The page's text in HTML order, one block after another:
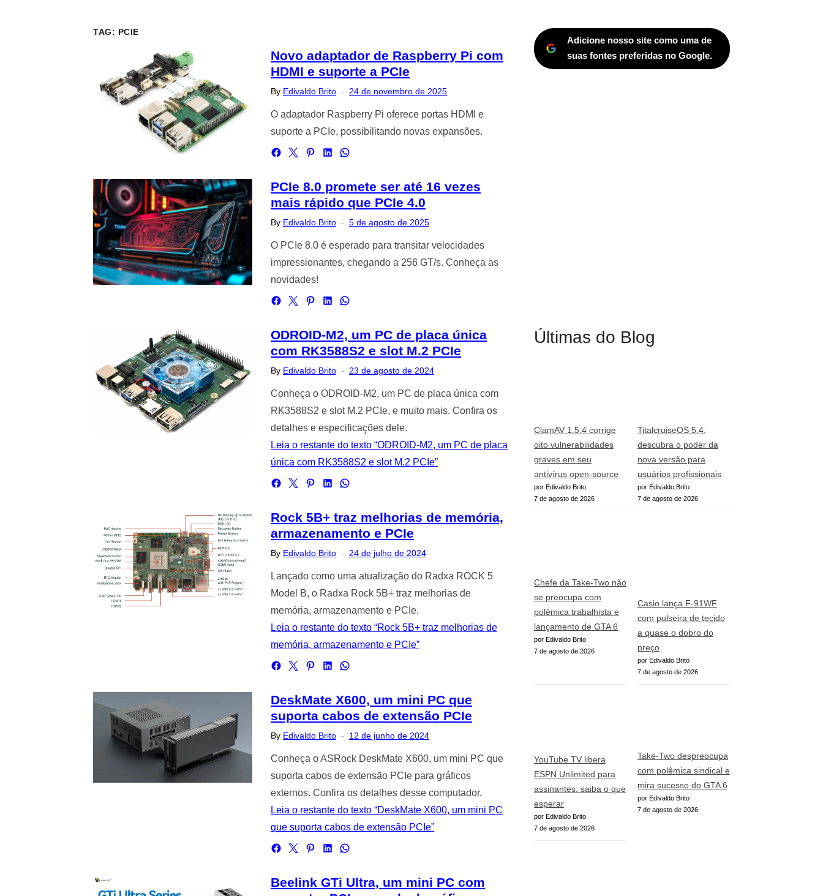
TAG: PCIE
Novo adaptador de Raspberry Pi com
HDMI e suporte a PCIe
By Edivaldo Brito
Posted
24 de novembro de 2025
O adaptador Raspberry Pi oferece portas HDMI e
suporte a PCIe, possibilitando novas expansões.
PCIe 8.0 promete ser até 16 vezes
mais rápido que PCIe 4.0
By Edivaldo Brito
Posted
5 de agosto de 2025
O PCIe 8.0 é esperado para transitar velocidades
impressionantes, chegando a 256 GT/s. Conheça as
novidades!
ODROID-M2, um PC de placa única
com RK3588S2 e slot M.2 PCIe
By Edivaldo Brito
Posted
23 de agosto de 2024
Conheça o ODROID-M2, um PC de placa única com
RK3588S2 e slot M.2 PCIe, e muito mais. Confira os
detalhes e especificações dele.
Leia o restante do texto “ODROID-M2, um PC de placa
única com RK3588S2 e slot M.2 PCIe”
Rock 5B+ traz melhorias de memória,
armazenamento e PCIe
By Edivaldo Brito
Posted
24 de julho de 2024
Lançado como uma atualização do Radxa ROCK 5
Model B, o Radxa Rock 5B+ traz melhorias de
memória, armazenamento e PCIe.
Leia o restante do texto “Rock 5B+ traz melhorias de
memória, armazenamento e PCIe”
DeskMate X600, um mini PC que
suporta cabos de extensão PCIe
By Edivaldo Brito
Posted
12 de junho de 2024
Conheça o ASRock DeskMate X600, um mini PC que
suporta cabos de extensão PCIe para gráficos
externos. Confira os detalhes desse computador.
Leia o restante do texto “DeskMate X600, um mini PC
que suporta cabos de extensão PCIe”
Beelink GTi Ultra, um mini PC com
Adicione nosso site como uma de
suas fontes preferidas no Google.
Últimas do Blog
ClamAV 1.5.4 corrige
oito vulnerabilidades
graves em seu
antivírus open-source
por Edivaldo Brito
7 de agosto de 2026
TitalcruiseOS 5.4:
descubra o poder da
nova versão para
usuários profissionais
por Edivaldo Brito
7 de agosto de 2026
Chefe da Take-Two não
se preocupa com
polêmica trabalhista e
lançamento de GTA 6
por Edivaldo Brito
7 de agosto de 2026
Casio lança F-91WF
com pulseira de tecido
a quase o dobro do
preço
por Edivaldo Brito
7 de agosto de 2026
YouTube TV libera
ESPN Unlimited para
assinantes: saiba o que
esperar
por Edivaldo Brito
7 de agosto de 2026
Take-Two despreocupa
com polêmica sindical e
mira sucesso do GTA 6
por Edivaldo Brito
7 de agosto de 2026